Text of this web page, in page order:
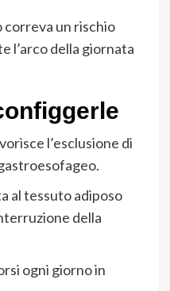
correva un rischio
l’arco della giornata
l’esclusione di
al tessuto adiposo
della
ogni giorno in